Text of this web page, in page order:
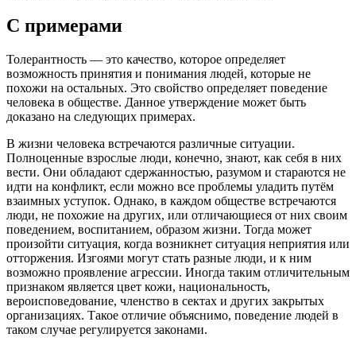
С примерами
Толерантность — это качество, которое определяет
возможность принятия и понимания людей, которые не
похожи на остальных. Это свойство определяет поведение
человека в обществе. Данное утверждение может быть
доказано на следующих примерах.
В жизни человека встречаются различные ситуации.
Полноценные взрослые люди, конечно, знают, как себя в них
вести. Они обладают сдержанностью, разумом и стараются не
идти на конфликт, если можно все проблемы уладить путём
взаимных уступок. Однако, в каждом обществе встречаются
люди, не похожие на других, или отличающиеся от них своим
поведением, воспитанием, образом жизни. Тогда может
произойти ситуация, когда возникнет ситуация неприятия или
отторжения. Изгоями могут стать разные люди, и к ним
возможно проявление агрессии. Иногда таким отличительным
признаком является цвет кожи, национальность,
вероисповедование, членство в сектах и других закрытых
организациях. Такое отличие объяснимо, поведение людей в
таком случае регулируется законами.